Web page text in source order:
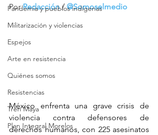
Pandemia y pueblos indígenas
Militarización y violencias
Espejos
Arte en resistencia
Quiénes somos
Resistencias
Tren Maya
Plan Integral Morelos
Por Redacción / @Somoselmedio
México enfrenta una grave crisis de
violencia contra defensores de
derechos humanos, con 225 asesinatos